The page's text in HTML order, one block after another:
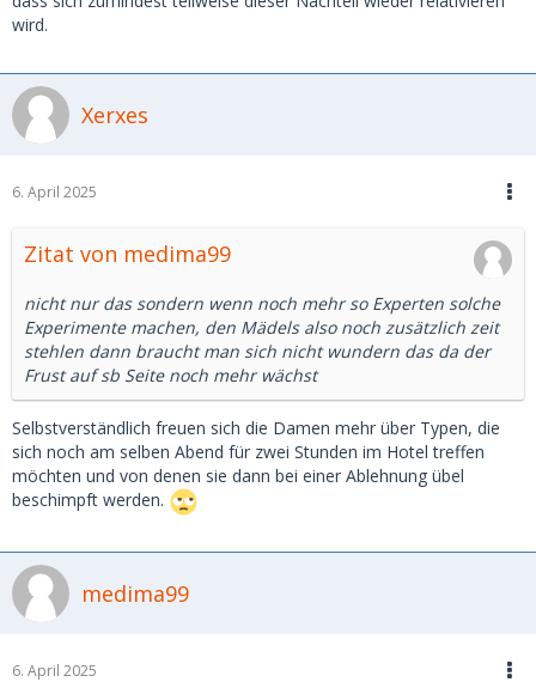
wird.
Xerxes
6. April 2025
Zitat von medima99
nicht nur das sondern wenn noch mehr so Experten solche
Experimente machen, den Mädels also noch zusätzlich zeit
stehlen dann braucht man sich nicht wundern das da der
Frust auf sb Seite noch mehr wächst
Selbstverständlich freuen sich die Damen mehr über Typen, die
sich noch am selben Abend für zwei Stunden im Hotel treffen
möchten und von denen sie dann bei einer Ablehnung übel
beschimpft werden.
medima99
6. April 2025